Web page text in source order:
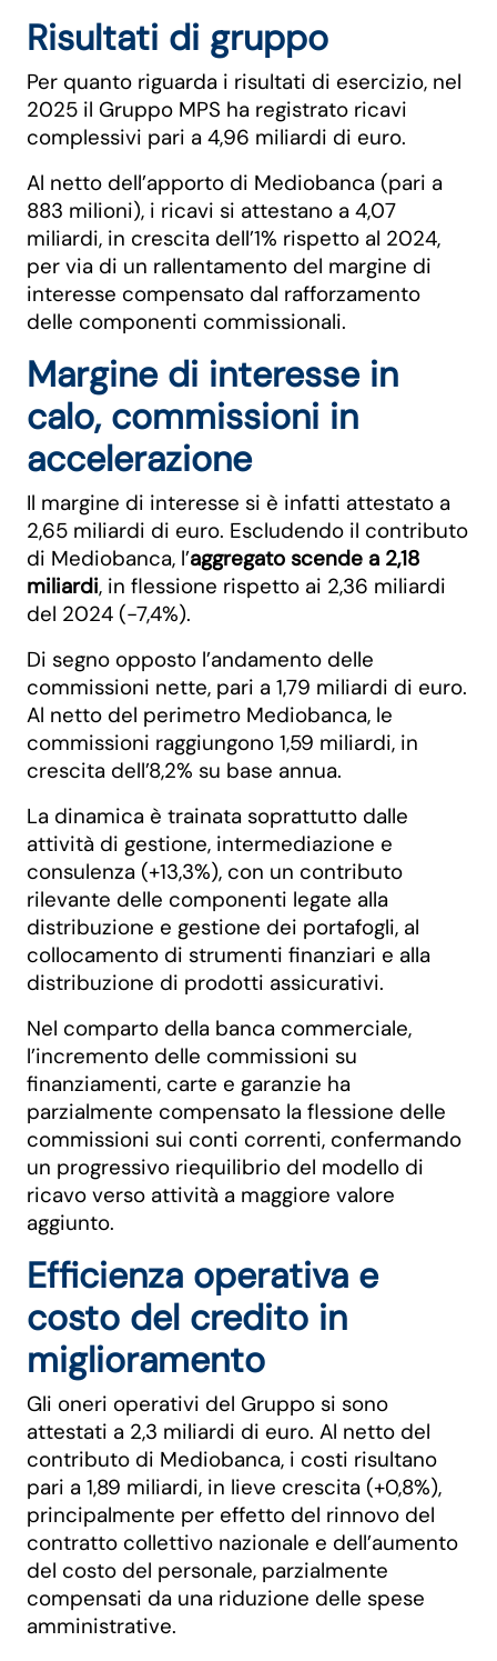
Risultati di gruppo
Per quanto riguarda i risultati di esercizio, nel
2025 il Gruppo MPS ha registrato ricavi
complessivi pari a 4,96 miliardi di euro.
Al netto dell’apporto di Mediobanca (pari a
883 milioni), i ricavi si attestano a 4,07
miliardi, in crescita dell’1% rispetto al 2024,
per via di un rallentamento del margine di
interesse compensato dal rafforzamento
delle componenti commissionali.
Margine di interesse in
calo, commissioni in
accelerazione
Il margine di interesse si è infatti attestato a
2,65 miliardi di euro. Escludendo il contributo
di Mediobanca, l’aggregato scende a 2,18
miliardi, in flessione rispetto ai 2,36 miliardi
del 2024 (-7,4%).
Di segno opposto l’andamento delle
commissioni nette, pari a 1,79 miliardi di euro.
Al netto del perimetro Mediobanca, le
commissioni raggiungono 1,59 miliardi, in
crescita dell’8,2% su base annua.
La dinamica è trainata soprattutto dalle
attività di gestione, intermediazione e
consulenza (+13,3%), con un contributo
rilevante delle componenti legate alla
distribuzione e gestione dei portafogli, al
collocamento di strumenti finanziari e alla
distribuzione di prodotti assicurativi.
Nel comparto della banca commerciale,
l’incremento delle commissioni su
finanziamenti, carte e garanzie ha
parzialmente compensato la flessione delle
commissioni sui conti correnti, confermando
un progressivo riequilibrio del modello di
ricavo verso attività a maggiore valore
aggiunto.
Efficienza operativa e
costo del credito in
miglioramento
Gli oneri operativi del Gruppo si sono
attestati a 2,3 miliardi di euro. Al netto del
contributo di Mediobanca, i costi risultano
pari a 1,89 miliardi, in lieve crescita (+0,8%),
principalmente per effetto del rinnovo del
contratto collettivo nazionale e dell’aumento
del costo del personale, parzialmente
compensati da una riduzione delle spese
amministrative.